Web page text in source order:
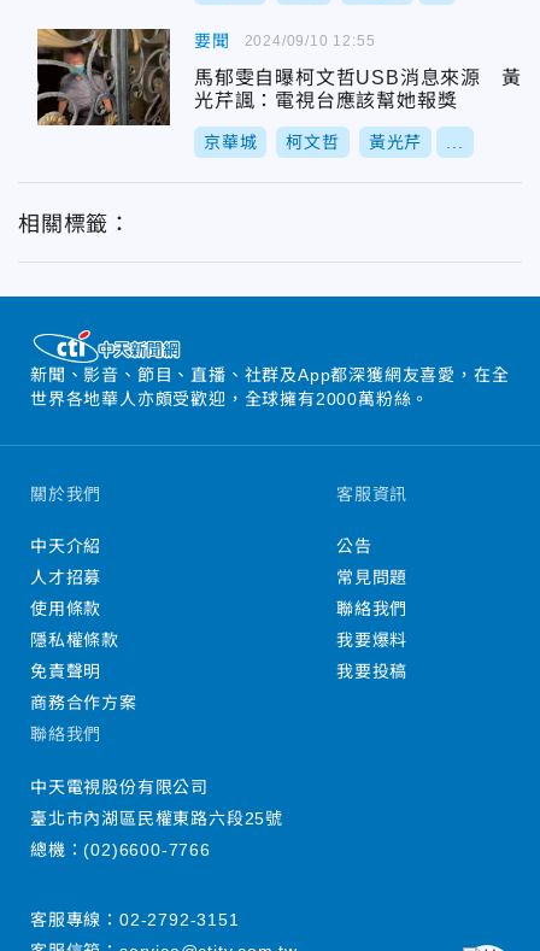
要聞
馬郁雯自曝柯文哲USB消息來源 黃
光芹諷：電視台應該幫她報獎
京華城 柯文哲 黃光芹
2024/09/10 12:55
相關標籤：
新聞、影音、節目、直播、社群及App都深獲網友喜愛，在全
世界各地華人亦頗受歡迎，全球擁有2000萬粉絲。
關於我們
中天介紹
人才招募
使用條款
隱私權條款
免責聲明
商務合作方案
客服資訊
公告
常見問題
聯絡我們
我要爆料
我要投稿
聯絡我們
中天電視股份有限公司
臺北市內湖區民權東路六段25號
總機：(02)6600-7766
客服專線： 02-2792-3151